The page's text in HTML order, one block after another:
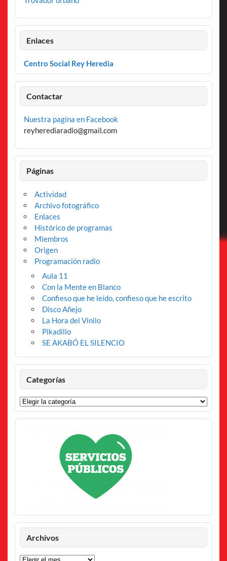
Enlaces
Centro Social Rey Heredia
Contactar
Nuestra pagina en Facebook
reyherediaradio@gmail.com
Páginas
Actividad
Archivo fotográfico
Enlaces
Histórico de programas
Miembros
Origen
Programación radio
Aula 11
Con la Mente en Blanco
Confieso que he leído, confieso que he escrito
Disco Añejo
La Hora del Vinilo
Pikadillo
SE AKABÓ EL SILENCIO
Categorías
Categorías
Archivos
Archivos